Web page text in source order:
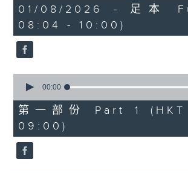
1
hour,
52
minutes,
0
seconds
01/08/2026 - 足本
08:04 - 10:00)
seconds
56
minutes,
9
seconds
00:00
第一部份 Part 1
09:00)